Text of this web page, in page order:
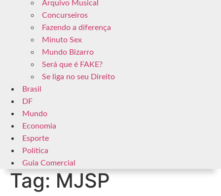
Arquivo Musical
Concurseiros
Fazendo a diferença
Minuto Sex
Mundo Bizarro
Será que é FAKE?
Se liga no seu Direito
Brasil
DF
Mundo
Economia
Esporte
Política
Guia Comercial
Tag:MJSP